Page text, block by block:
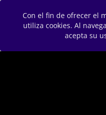
Con el fin de ofrecer el
utiliza cookies. Al
acepta su